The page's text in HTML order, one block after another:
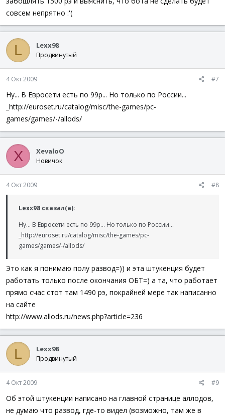
совсем непрятно :'(
L Lexx98
Продвинутый
4 Окт 2009 #7
Ну... В Евросети есть по 99р... Но только по России...
_http://euroset.ru/catalog/misc/the-games/pc-
games/games/-/allods/
X XevaloO
Новичок
4 Окт 2009 #8
Lexx98 сказал(а):
Ну... В Евросети есть по 99р... Но только по России...
_http://euroset.ru/catalog/misc/the-games/pc-
games/games/-/allods/
Это как я понимаю полу развод=)) и эта штукенция будет
работать только после окончания ОБТ=) а та, что работает
прямо счас стот там 1490 рэ, покрайней мере так написанно
на сайте
http://www.allods.ru/news.php?article=236
L Lexx98
Продвинутый
4 Окт 2009 #9
Об этой штукенции написано на главной странице аллодов,
не думаю что развод, где-то видел (возможно, там же в